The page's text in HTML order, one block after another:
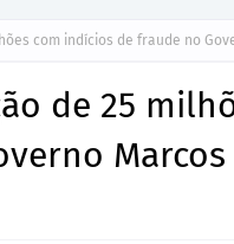
com indícios de fraude no
de 25
Marcos